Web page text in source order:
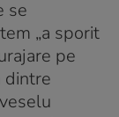
se
„a sporit
pe
dintre